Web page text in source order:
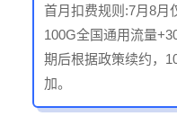
首月扣费规则:7月8月
100G全国通用流量
期后根据政策续约，
加。